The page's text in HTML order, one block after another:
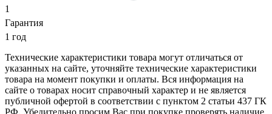
1
Гарантия
1 год
Технические характеристики товара могут отличаться от
указанных на сайте, уточняйте технические характеристики
товара на момент покупки и оплаты. Вся информация на
сайте о товарах носит справочный характер и не является
публичной офертой в соответствии с пунктом 2 статьи 437 ГК
РФ. Убедительно просим Вас при покупке проверять наличие